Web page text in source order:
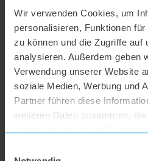
Wir verwenden Cookies, um
personalisieren, Funktionen
zu können und die Zugriffe auf
analysieren. Außerdem geben
Verwendung unserer Website
soziale Medien, Werbung und
Partner führen diese
weiteren Daten zusammen,